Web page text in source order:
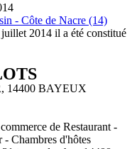
- Côte de Nacre (14)
2014 il a été constitué
14400 BAYEUX
de Restaurant -
- Chambres d'hôtes